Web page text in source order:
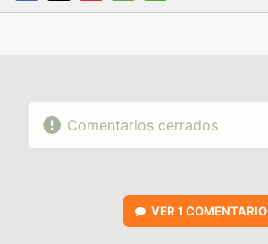
FACEBOOK
TWITTERFLIPBOARD
E-
WHATSAPP
Comentarios cerrados
VER 1 COMENTARIO